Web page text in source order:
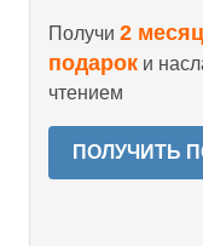
Получи 2
подарок и
чтением
ПОЛУЧИТЬ